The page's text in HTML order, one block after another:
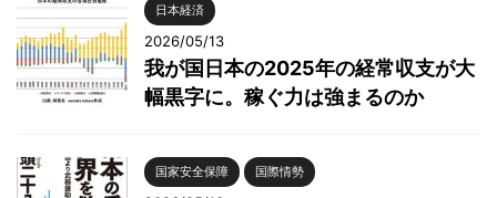
日本経済
2026/05/13
我が国日本の2025年の経常収支が大
幅黒字に。稼ぐ力は強まるのか
国家安全保障 国際情勢